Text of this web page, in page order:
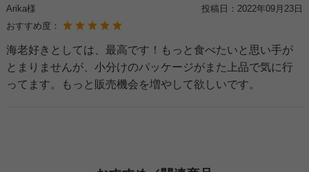
Arika様 投稿日： 2022年09月23日
おすすめ度：
海老好きとしては、最高です！もっと食べたいと思い手が
とまりませんが、小分けのパッケージがまた上品で気に行
ってます。もっと販売機会を増やして欲しいです。